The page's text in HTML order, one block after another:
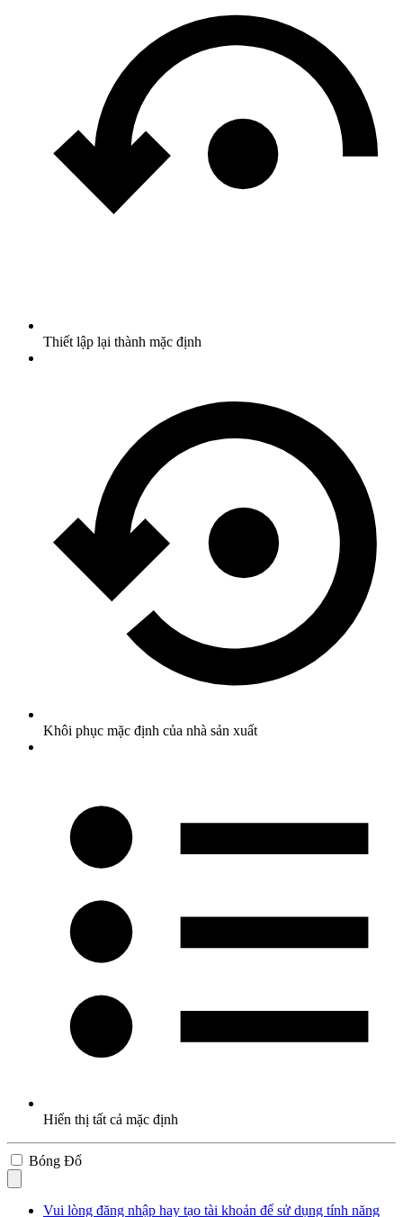
Thiết lập lại thành mặc định
Khôi phục mặc định của nhà sản xuất
Hiển thị tất cả mặc định
Bóng Đổ
Vui lòng đăng nhập hay tạo tài khoản để sử dụng tính năng